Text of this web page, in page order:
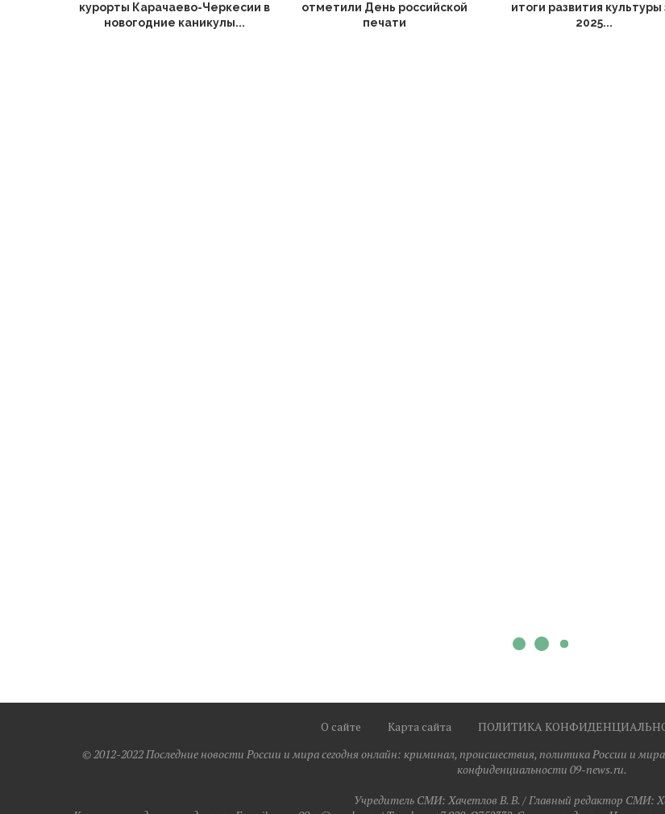
курорты Карачаево-Черкесии в
новогодние каникулы...
отметили День российской
печати
итоги развития культуры
2025...
О сайте Карта сайта
ПОЛИТИКА
© 2012-2022 Последние новости России и мира сегодня онлайн: криминал, происшествия, политика России и
конфиденциальности 09-news.ru.
Учредитель СМИ: Хaчeтлoв B. B. / Главный редактор СМИ: